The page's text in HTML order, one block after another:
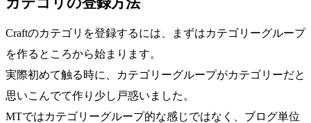
Craftのカテゴリを登録するには、まずはカテゴリーグループ
を作るところから始まります。
実際初めて触る時に、カテゴリーグループがカテゴリーだと
思いこんでて作り少し戸惑いました。
MTではカテゴリーグループ的な感じではなく、ブログ単位